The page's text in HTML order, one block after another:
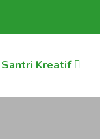
Santri Kreatif